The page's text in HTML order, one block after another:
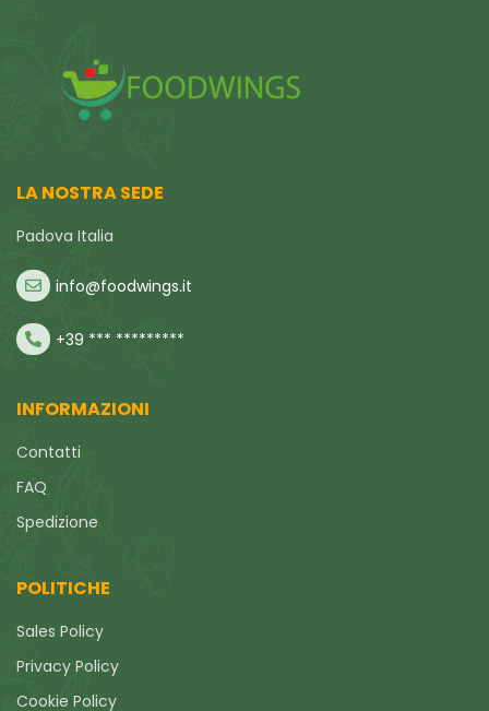
LA NOSTRA SEDE
Padova Italia
info@foodwings.it
+39 *** *********
INFORMAZIONI
Contatti
FAQ
Spedizione
POLITICHE
Sales Policy
Privacy Policy
Cookie Policy